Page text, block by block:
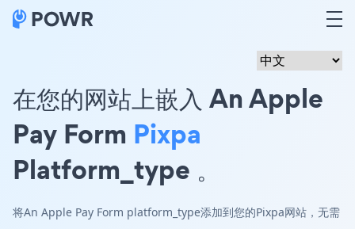
在您的网站上嵌入 An Apple
Pay Form Pixpa
Platform_type 。
将An Apple Pay Form platform_type添加到您的Pixpa网站，无需